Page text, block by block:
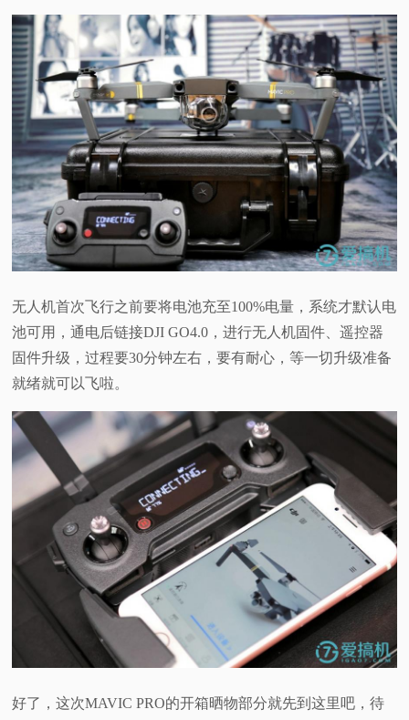
无人机首次飞行之前要将电池充至100%电量，系统才默认电
池可用，通电后链接DJI GO4.0 ，进行无人机固件、遥控器
固件升级，过程要30分钟左右，要有耐心，等一切升级准备
就绪就可以飞啦。
好了，这次MAVIC PRO的开箱晒物部分就先到这里吧，待